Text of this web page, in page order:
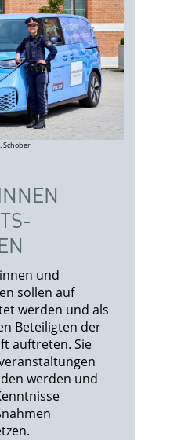
Schober
und
sollen auf
werden und als
Beteiligten der
auftreten. Sie
werden und